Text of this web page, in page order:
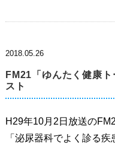
2018.05.26
FM21「ゆんたく健康
スト
H29年10月2日放送の
「泌尿器科でよく診る